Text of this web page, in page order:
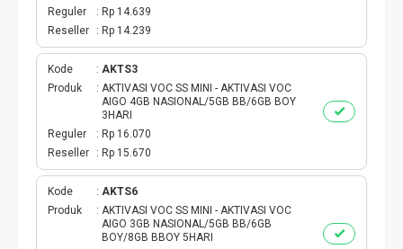
TAG BPJS
TAG TELKOM
TAG TV PASCABAYAR
TAG CICILAN
TAG FINANCE
Reguler
Rp 14.639
Reseller
Rp 14.239
Kode
AKTS3
Produk
AKTIVASI VOC SS MINI - AKTIVASI VOC
AIGO 4GB NASIONAL/5GB BB/6GB BOY
3HARI
Reguler
Rp 16.070
Reseller
Rp 15.670
Kode
AKTS6
Produk
AKTIVASI VOC SS MINI - AKTIVASI VOC
AIGO 3GB NASIONAL/5GB BB/6GB
BOY/8GB BBOY 5HARI